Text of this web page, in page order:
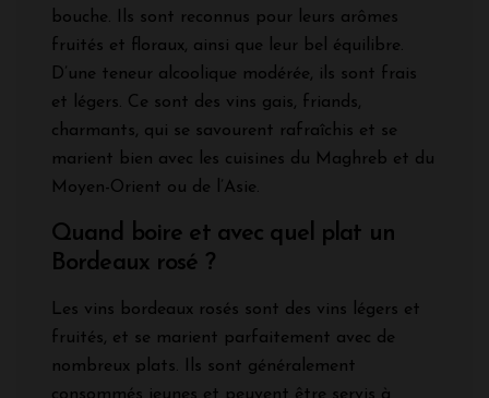
bouche. Ils sont reconnus pour leurs arômes
fruités et floraux, ainsi que leur bel équilibre.
D’une teneur alcoolique modérée, ils sont frais
et légers. Ce sont des vins gais, friands,
charmants, qui se savourent rafraîchis et se
marient bien avec les cuisines du Maghreb et du
Moyen-Orient ou de l’Asie.
Quand boire et avec quel plat un
Bordeaux rosé ?
Les vins bordeaux rosés sont des vins légers et
fruités, et se marient parfaitement avec de
nombreux plats. Ils sont généralement